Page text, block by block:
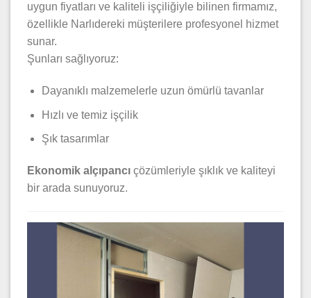
uygun fiyatları ve kaliteli işçiliğiyle bilinen firmamız,
özellikle Narlıdereki müşterilere profesyonel hizmet
sunar.
Şunları sağlıyoruz:
Dayanıklı malzemelerle uzun ömürlü tavanlar
Hızlı ve temiz işçilik
Şık tasarımlar
Ekonomik alçıpancı çözümleriyle şıklık ve kaliteyi
bir arada sunuyoruz.